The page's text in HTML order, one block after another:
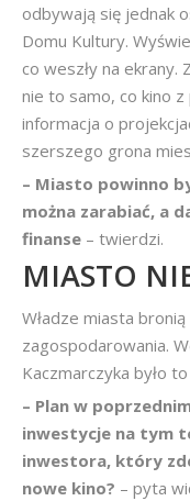
odbywają się jednak
Domu Kultury.
co weszły na
nie to samo, co kino
informacja o
szerszego grona
– Miasto powinno
można zarabiać, a
finanse – twierdzi.
MIASTO
Władze miasta
zagospodarowania.
Kaczmarczyka było
– Plan w
inwestycje na tym
inwestora, który
nowe kino? – pyta